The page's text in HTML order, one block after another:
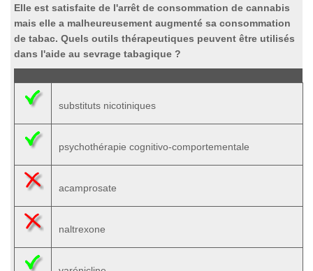
Elle est satisfaite de l'arrêt de consommation de cannabis
mais elle a malheureusement augmenté sa consommation
de tabac. Quels outils thérapeutiques peuvent être utilisés
dans l'aide au sevrage tabagique ?
substituts nicotiniques
psychothérapie cognitivo-comportementale
acamprosate
naltrexone